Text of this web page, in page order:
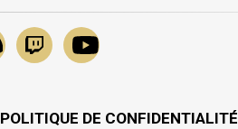
POLITIQUE DE CONFIDENTIALITÉ